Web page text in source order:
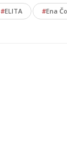
#ELITA #Ena